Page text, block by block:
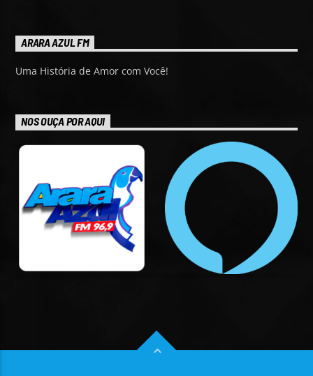
ARARA AZUL FM
Uma História de Amor com Você!
NOS OUÇA POR AQUI